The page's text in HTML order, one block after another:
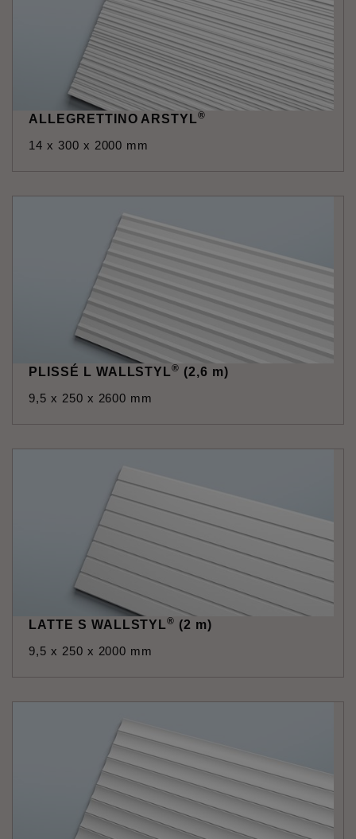
ALLEGRETTINO ARSTYL®
14 x 300 x 2000 mm
PLISSÉ L WALLSTYL® (2,6 m)
9,5 x 250 x 2600 mm
LATTE S WALLSTYL® (2 m)
9,5 x 250 x 2000 mm